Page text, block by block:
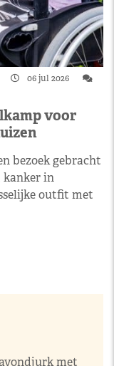
06 jul 2026
voor
bezoek gebracht
kanker in
outfit met
met